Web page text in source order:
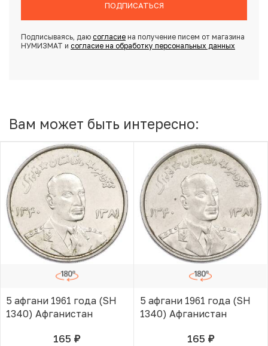
ПОДПИСАТЬСЯ
Подписываясь, даю согласиена получение писем от магазина
НУМИЗМАТ и согласие на обработку персональных данных
Вам может быть интересно:
5 афгани 1961 года (SH
1340) Афганистан
165 руб.В КОРЗИНЕ
5 афгани 1961 года (SH
1340) Афганистан
165 руб.В КОРЗИНЕ